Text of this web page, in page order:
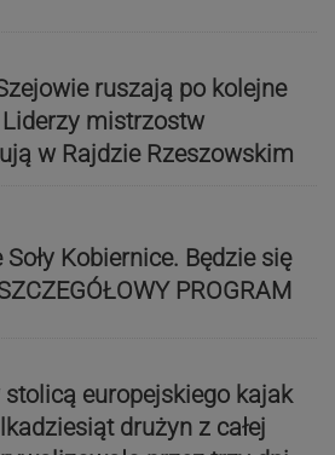
ruszają po kolejne
mistrzostw
w Rajdzie Rzeszowskim
Soły Kobiernice. Będzie się
PROGRAM
stolicą europejskiego kajak
drużyn z całej